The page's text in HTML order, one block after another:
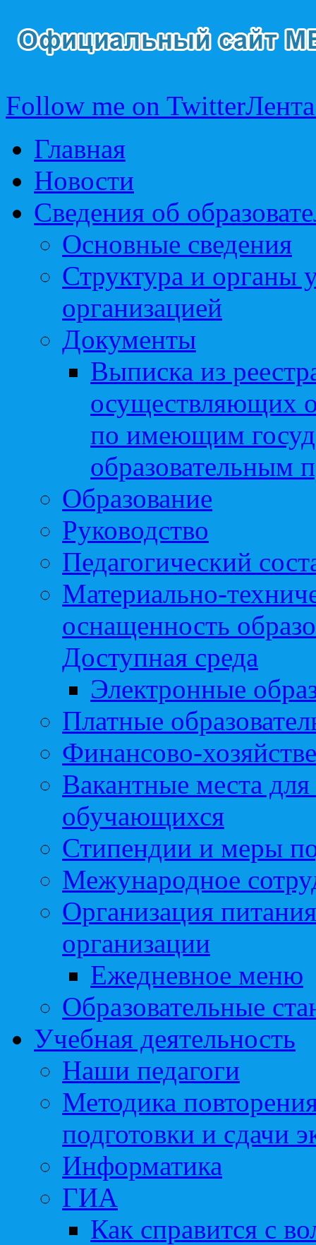
Follow me on Twitter
Главная
Новости
Сведения об
Основные сведения
Структура и органы
организацией
Документы
Выписка из
осуществляющих
по имеющим
образовательным
Образование
Руководство
Педагогический
Материально-
оснащенность
Доступная среда
Электронные
Платные
Финансово-
Вакантные места
обучающихся
Стипендии и меры
Межународное
Организация
организации
Ежедневное меню
Образовательные
Учебная деятельность
Наши педагоги
Методика
подготовки и сдачи
Информатика
ГИА
Как справится с